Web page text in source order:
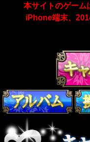
本サイトのゲーム
iPhone端末、